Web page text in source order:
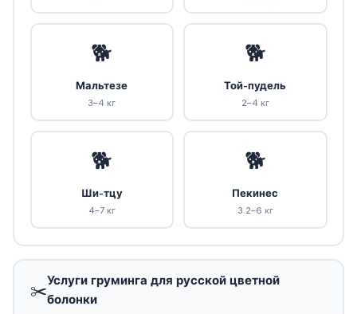
🐕
Мальтезе
3–4 кг
🐕
Той-пудель
2–4 кг
🐕
Ши-тцу
4–7 кг
🐕
Пекинес
3.2–6 кг
✂️
Услуги груминга для русской цветной
болонки